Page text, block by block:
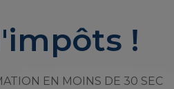
!
EN MOINS DE 30 SEC